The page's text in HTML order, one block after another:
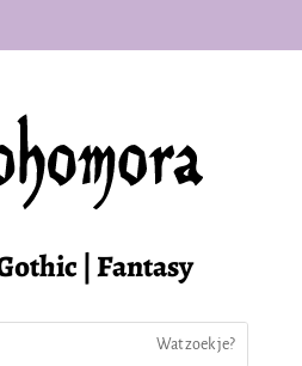
| Fantasy